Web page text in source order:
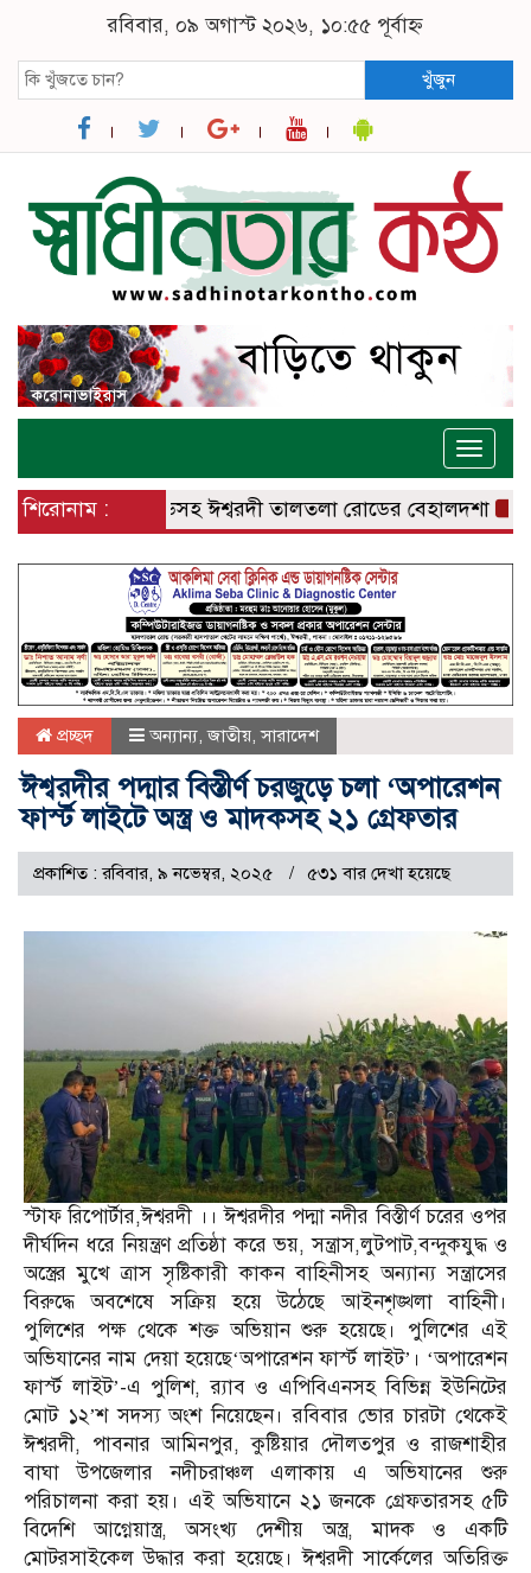
রবিবার, ০৯ অগাস্ট ২০২৬, ১০:৫৫ পূর্বাহ্ন
খুঁজুন
Toggle
শিরোনাম :
বানেশ্বর রোডসহ ঈশ্বরদী তালতলা রোডের বেহালদশা
প্রচ্ছদ অন্যান্য,জাতীয়,সারাদেশ
ঈশ্বরদীর পদ্মার বিস্তীর্ণ চরজুড়ে চলা ‘অপারেশন
ফার্স্ট লাইটে অস্ত্র ও মাদকসহ ২১ গ্রেফতার
প্রকাশিত : রবিবার, ৯ নভেম্বর, ২০২৫ ৫৩১ বার দেখা হয়েছে
স্টাফ রিপোর্টার,ঈশ্বরদী ।। ঈশ্বরদীর পদ্মা নদীর বিস্তীর্ণ চরের ওপর
দীর্ঘদিন ধরে নিয়ন্ত্রণ প্রতিষ্ঠা করে ভয়, সন্ত্রাস,লুটপাট,বন্দুকযুদ্ধ ও
অস্ত্রের মুখে ত্রাস সৃষ্টিকারী কাকন বাহিনীসহ অন্যান্য সন্ত্রাসের
বিরুদ্ধে অবশেষে সক্রিয় হয়ে উঠেছে আইনশৃঙ্খলা বাহিনী।
পুলিশের পক্ষ থেকে শক্ত অভিয়ান শুরু হয়েছে। পুলিশের এই
অভিযানের নাম দেয়া হয়েছে‘অপারেশন ফার্স্ট লাইট’। ‘অপারেশন
ফার্স্ট লাইট’-এ পুলিশ, র‌্যাব ও এপিবিএনসহ বিভিন্ন ইউনিটের
মোট ১২’শ সদস্য অংশ নিয়েছেন। রবিবার ভোর চারটা থেকেই
ঈশ্বরদী, পাবনার আমিনপুর, কুষ্টিয়ার দৌলতপুর ও রাজশাহীর
বাঘা উপজেলার নদীচরাঞ্চল এলাকায় এ অভিযানের শুরু
পরিচালনা করা হয়। এই অভিযানে ২১ জনকে গ্রেফতারসহ ৫টি
বিদেশি আগ্নেয়াস্ত্র, অসংখ্য দেশীয় অস্ত্র, মাদক ও একটি
মোটরসাইকেল উদ্ধার করা হয়েছে। ঈশ্বরদী সার্কেলের অতিরিক্ত